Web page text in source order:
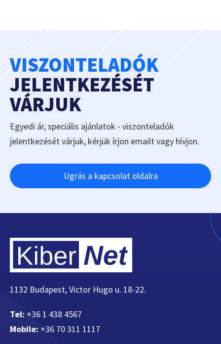
VISZONTELADÓK
JELENTKEZÉSÉT
VÁRJUK
Egyedi ár, speciális ajánlatok - viszonteladók
jelentkezését várjuk, kérjük írjon emailt vagy hívjon.
Ugrás a kapcsolat oldalra
1132 Budapest, Victor Hugo u. 18-22.
Tel: +36 1 438 4567
Mobile: +36 70 311 1117